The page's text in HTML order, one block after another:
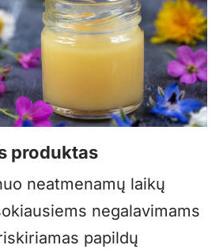
produktas
neatmenamų laikų
negalavimams
papildų